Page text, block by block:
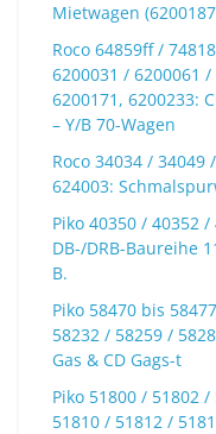
Mietwagen
Roco 64859ff /
6200031 / 6200061
6200171, 6200233:
– Y/B 70-Wagen
Roco 34034 / 34049
624003:
Piko 40350 / 40352
DB-/DRB-Baureihe
B.
Piko 58470 bis
58232 / 58259 /
Gas & CD Gags-t
Piko 51800 / 51802
51810 / 51812 /